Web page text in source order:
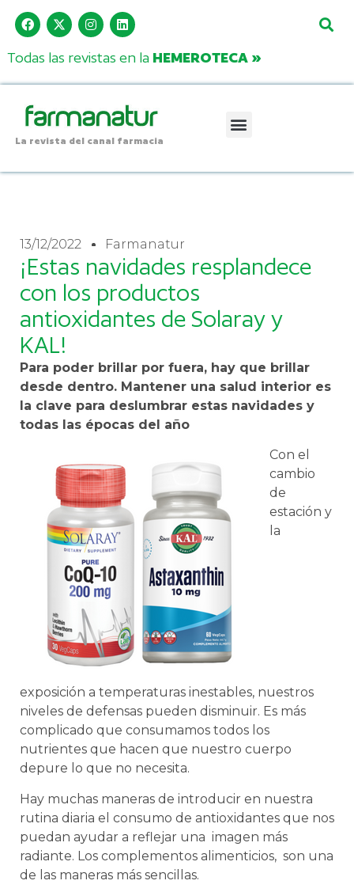
Todas las revistas en la HEMEROTECA »
La revista del canal farmacia
13/12/2022 Farmanatur
¡Estas navidades resplandece
con los productos
antioxidantes de Solaray y
KAL!
Para poder brillar por fuera, hay que brillar
desde dentro. Mantener una salud interior es
la clave para deslumbrar estas navidades y
todas las épocas del año
Con el
cambio
de
estación y
la
exposición a temperaturas inestables, nuestros
niveles de defensas pueden disminuir. Es más
complicado que consumamos todos los
nutrientes que hacen que nuestro cuerpo
depure lo que no necesita.
Hay muchas maneras de introducir en nuestra
rutina diaria el consumo de antioxidantes que nos
puedan ayudar a reflejar una imagen más
radiante. Los complementos alimenticios, son una
de las maneras más sencillas.